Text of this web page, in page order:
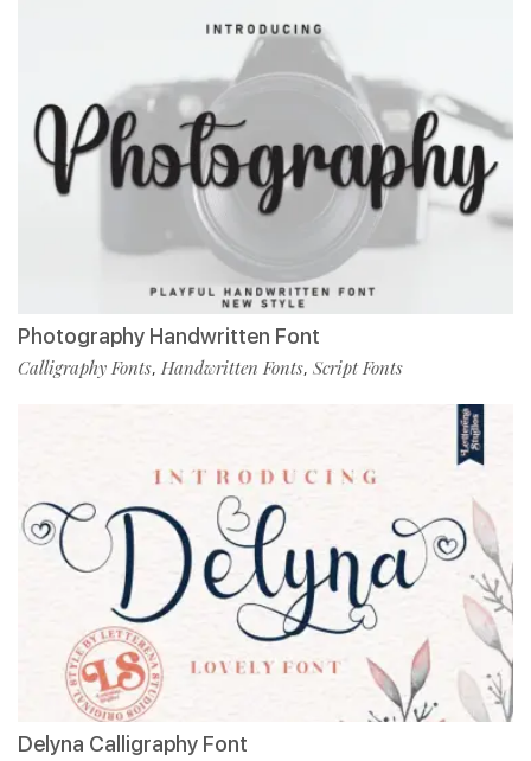
Photography Handwritten Font
Calligraphy Fonts, Handwritten Fonts, Script Fonts
Delyna Calligraphy Font